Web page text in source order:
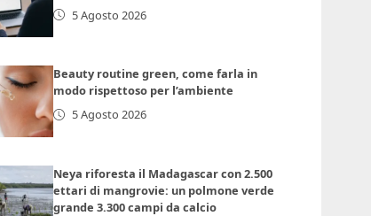
5 Agosto 2026
Beauty routine green, come farla in
modo rispettoso per l’ambiente
5 Agosto 2026
Neya riforesta il Madagascar con 2.500
ettari di mangrovie: un polmone verde
grande 3.300 campi da calcio